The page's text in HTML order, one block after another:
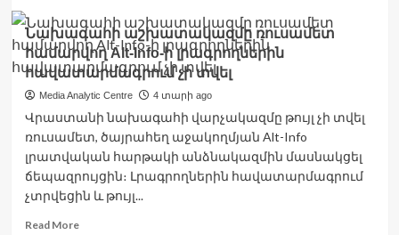
about
Դավիթ
Սերգեենկոյի
խոսքով,
վերջին
Վրաստանի
խորհրդարանական
պատվիրակությունը
կմեկնի
Ուկրաինա
Նախագահի աշխատակազմը ռուսամետ
համարվող Alt-Info-ի լրագրողներին
հավատարմագրում չի տվել
Media Analytic Centre 4 տարի ago
Վրաստանի նախագահի վարչակազմը թույլ չի տվել
ռուսամետ, ծայրահեղ աջակողմյան Alt-Info
լրատվական հարթակի անձնակազմին մասնակցել
ճեպազրույցին։ Լրագրողներին հավատարմագրում
չտրվեցին և թույլ...
Read MoreRead